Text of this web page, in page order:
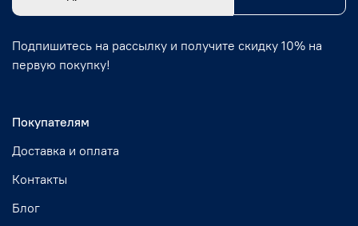
Покупателям
Доставка и оплата
Контакты
Блог
Подпишитесь на рассылку и получите скидку 10% на
первую покупку!